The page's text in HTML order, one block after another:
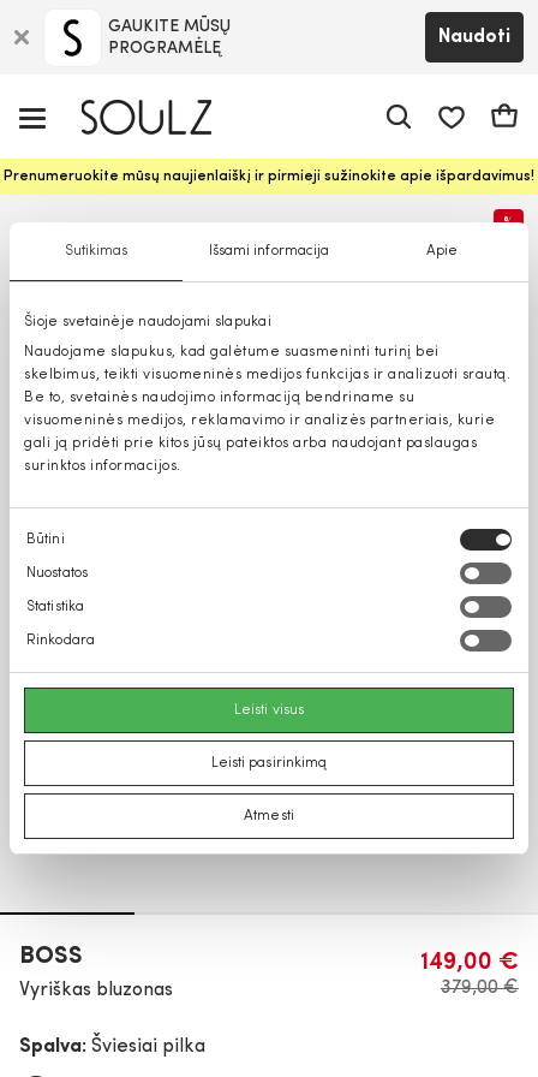
Sutikimas Išsami informacija Apie
Šioje svetainėje naudojami slapukai
Naudojame slapukus, kad galėtume suasmeninti turinį bei
skelbimus, teikti visuomeninės medijos funkcijas ir analizuoti srautą.
Be to, svetainės naudojimo informaciją bendriname su
visuomeninės medijos, reklamavimo ir analizės partneriais, kurie
gali ją pridėti prie kitos jūsų pateiktos arba naudojant paslaugas
surinktos informacijos.
Sutikimo
pasirinkimas
Būtini
Nuostatos
Statistika
Rinkodara
Leisti visus
Leisti pasirinkimą
Atmesti
GAUKITE MŪSŲ
PROGRAMĖLĘ
Naudoti
Prenumeruokite mūsų naujienlaiškį ir pirmieji sužinokite apie išpardavimus!
%
BOSS
Vyriškas bluzonas
149,00 €
379,00 €
Spalva: Šviesiai pilka